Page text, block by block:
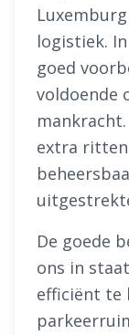
logistiek.
goed
voldoende
extra ritten
De goede
ons in
efficiënt te